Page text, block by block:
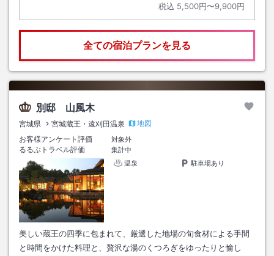
税込 5,500円〜9,900円
全ての宿泊プランを見る
別邸 山風木
宮城県 宮城蔵王・遠刈田温泉
地図
お客様アンケート評価
対象外
るるぶトラベル評価
集計中
温泉
駐車場あり
美しい蔵王の四季に包まれて、厳選した地場の旬食材による手間
と時間をかけた料理と、贅沢な湯のくつろぎをゆったりと愉し